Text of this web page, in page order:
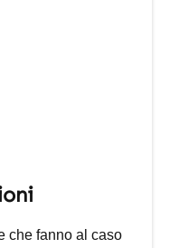
che fanno al caso